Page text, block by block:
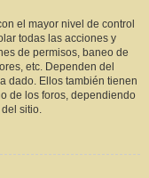
el mayor nivel de control
todas las acciones y
de permisos, baneo de
etc. Dependen del
dado. Ellos también tienen
de los foros, dependiendo
sitio.